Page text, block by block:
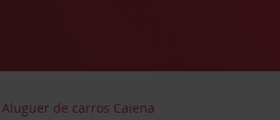
Aluguer de carros Caiena